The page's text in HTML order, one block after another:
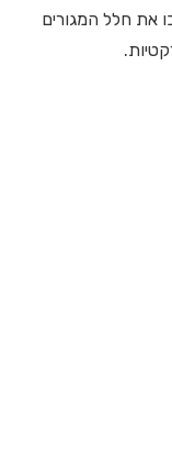
את חלל המגורים